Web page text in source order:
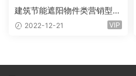
建筑节能遮阳物件类营销型网
站pbootcms模板(PC+WAP)
2022-12-21 VIP